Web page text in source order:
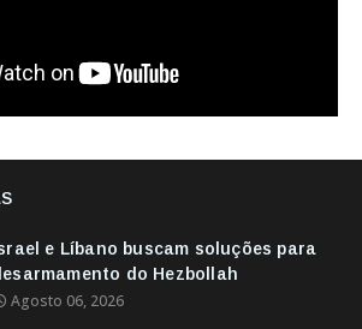
e Líbano buscam soluções para
do Hezbollah
Agosto 06, 2026